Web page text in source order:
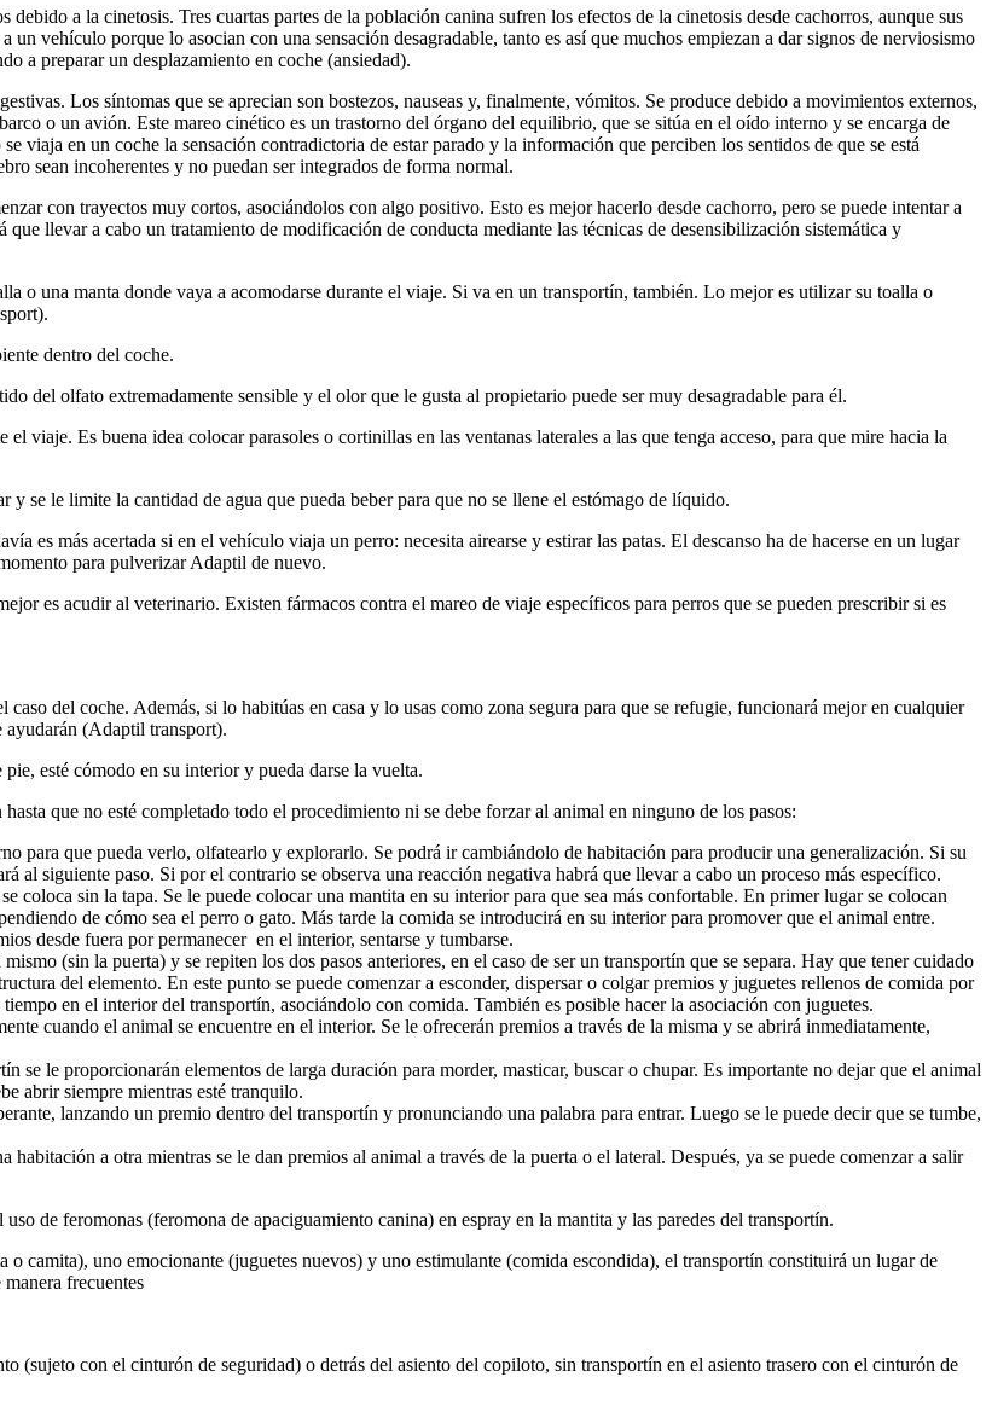
a la cinetosis. Tres cuartas partes de la población canina sufren los efectos de la cinetosis desde cachorros, aunque sus
un vehículo porque lo asocian con una sensación desagradable, tanto es así que muchos empiezan a dar signos de nerviosismo
a preparar un desplazamiento en coche (ansiedad).
Los síntomas que se aprecian son bostezos, nauseas y, finalmente, vómitos. Se produce debido a movimientos externos,
o un avión. Este mareo cinético es un trastorno del órgano del equilibrio, que se sitúa en el oído interno y se encarga de
viaja en un coche la sensación contradictoria de estar parado y la información que perciben los sentidos de que se está
sean incoherentes y no puedan ser integrados de forma normal.
con trayectos muy cortos, asociándolos con algo positivo. Esto es mejor hacerlo desde cachorro, pero se puede intentar a
llevar a cabo un tratamiento de modificación de conducta mediante las técnicas de desensibilización sistemática y
o una manta donde vaya a acomodarse durante el viaje. Si va en un transportín, también. Lo mejor es utilizar su toalla o
dentro del coche.
del olfato extremadamente sensible y el olor que le gusta al propietario puede ser muy desagradable para él.
viaje. Es buena idea colocar parasoles o cortinillas en las ventanas laterales a las que tenga acceso, para que mire hacia la
se le limite la cantidad de agua que pueda beber para que no se llene el estómago de líquido.
es más acertada si en el vehículo viaja un perro: necesita airearse y estirar las patas. El descanso ha de hacerse en un lugar
para pulverizar Adaptil de nuevo.
es acudir al veterinario. Existen fármacos contra el mareo de viaje específicos para perros que se pueden prescribir si es
del coche. Además, si lo habitúas en casa y lo usas como zona segura para que se refugie, funcionará mejor en cualquier
ayudarán (Adaptil transport).
esté cómodo en su interior y pueda darse la vuelta.
que no esté completado todo el procedimiento ni se debe forzar al animal en ninguno de los pasos:
para que pueda verlo, olfatearlo y explorarlo. Se podrá ir cambiándolo de habitación para producir una generalización. Si su
al siguiente paso. Si por el contrario se observa una reacción negativa habrá que llevar a cabo un proceso más específico.
coloca sin la tapa. Se le puede colocar una mantita en su interior para que sea más confortable. En primer lugar se colocan
de cómo sea el perro o gato. Más tarde la comida se introducirá en su interior para promover que el animal entre.
desde fuera por permanecer en el interior, sentarse y tumbarse.
(sin la puerta) y se repiten los dos pasos anteriores, en el caso de ser un transportín que se separa. Hay que tener cuidado
del elemento. En este punto se puede comenzar a esconder, dispersar o colgar premios y juguetes rellenos de comida por
en el interior del transportín, asociándolo con comida. También es posible hacer la asociación con juguetes.
cuando el animal se encuentre en el interior. Se le ofrecerán premios a través de la misma y se abrirá inmediatamente,
se le proporcionarán elementos de larga duración para morder, masticar, buscar o chupar. Es importante no dejar que el animal
abrir siempre mientras esté tranquilo.
lanzando un premio dentro del transportín y pronunciando una palabra para entrar. Luego se le puede decir que se tumbe,
a otra mientras se le dan premios al animal a través de la puerta o el lateral. Después, ya se puede comenzar a salir
de feromonas (feromona de apaciguamiento canina) en espray en la mantita y las paredes del transportín.
o camita), uno emocionante (juguetes nuevos) y uno estimulante (comida escondida), el transportín constituirá un lugar de
frecuentes
(sujeto con el cinturón de seguridad) o detrás del asiento del copiloto, sin transportín en el asiento trasero con el cinturón de